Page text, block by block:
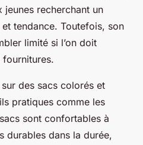
recherchant un
tendance. Toutefois, son
limité si l’on doit
des sacs colorés et
pratiques comme les
sont confortables à
durables dans la durée,